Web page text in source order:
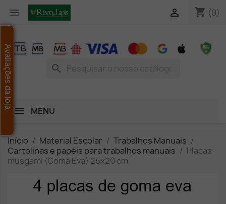
 shopping_cart (0)

search
MENU
Início Material Escolar
Trabalhos Manuais
Cartolinas e papéis para trabalhos manuais
Placas
musgami (Goma Eva) 25x20 cm
Avaliações da loja